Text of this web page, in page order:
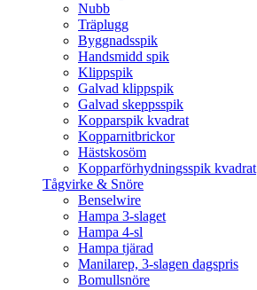
Nubb
Träplugg
Byggnadsspik
Handsmidd spik
Klippspik
Galvad klippspik
Galvad skeppsspik
Kopparspik kvadrat
Kopparnitbrickor
Hästskosöm
Kopparförhydningsspik kvadrat
Tågvirke & Snöre
Benselwire
Hampa 3-slaget
Hampa 4-sl
Hampa tjärad
Manilarep, 3-slagen dagspris
Bomullsnöre